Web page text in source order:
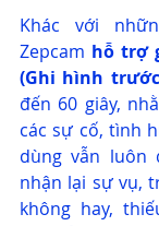
Khác với
Zepcam hỗ trợ
(Ghi hình
đến 60 giây,
các sự cố, tình
dùng vẫn luôn
nhận lại sự vụ,
không hay,